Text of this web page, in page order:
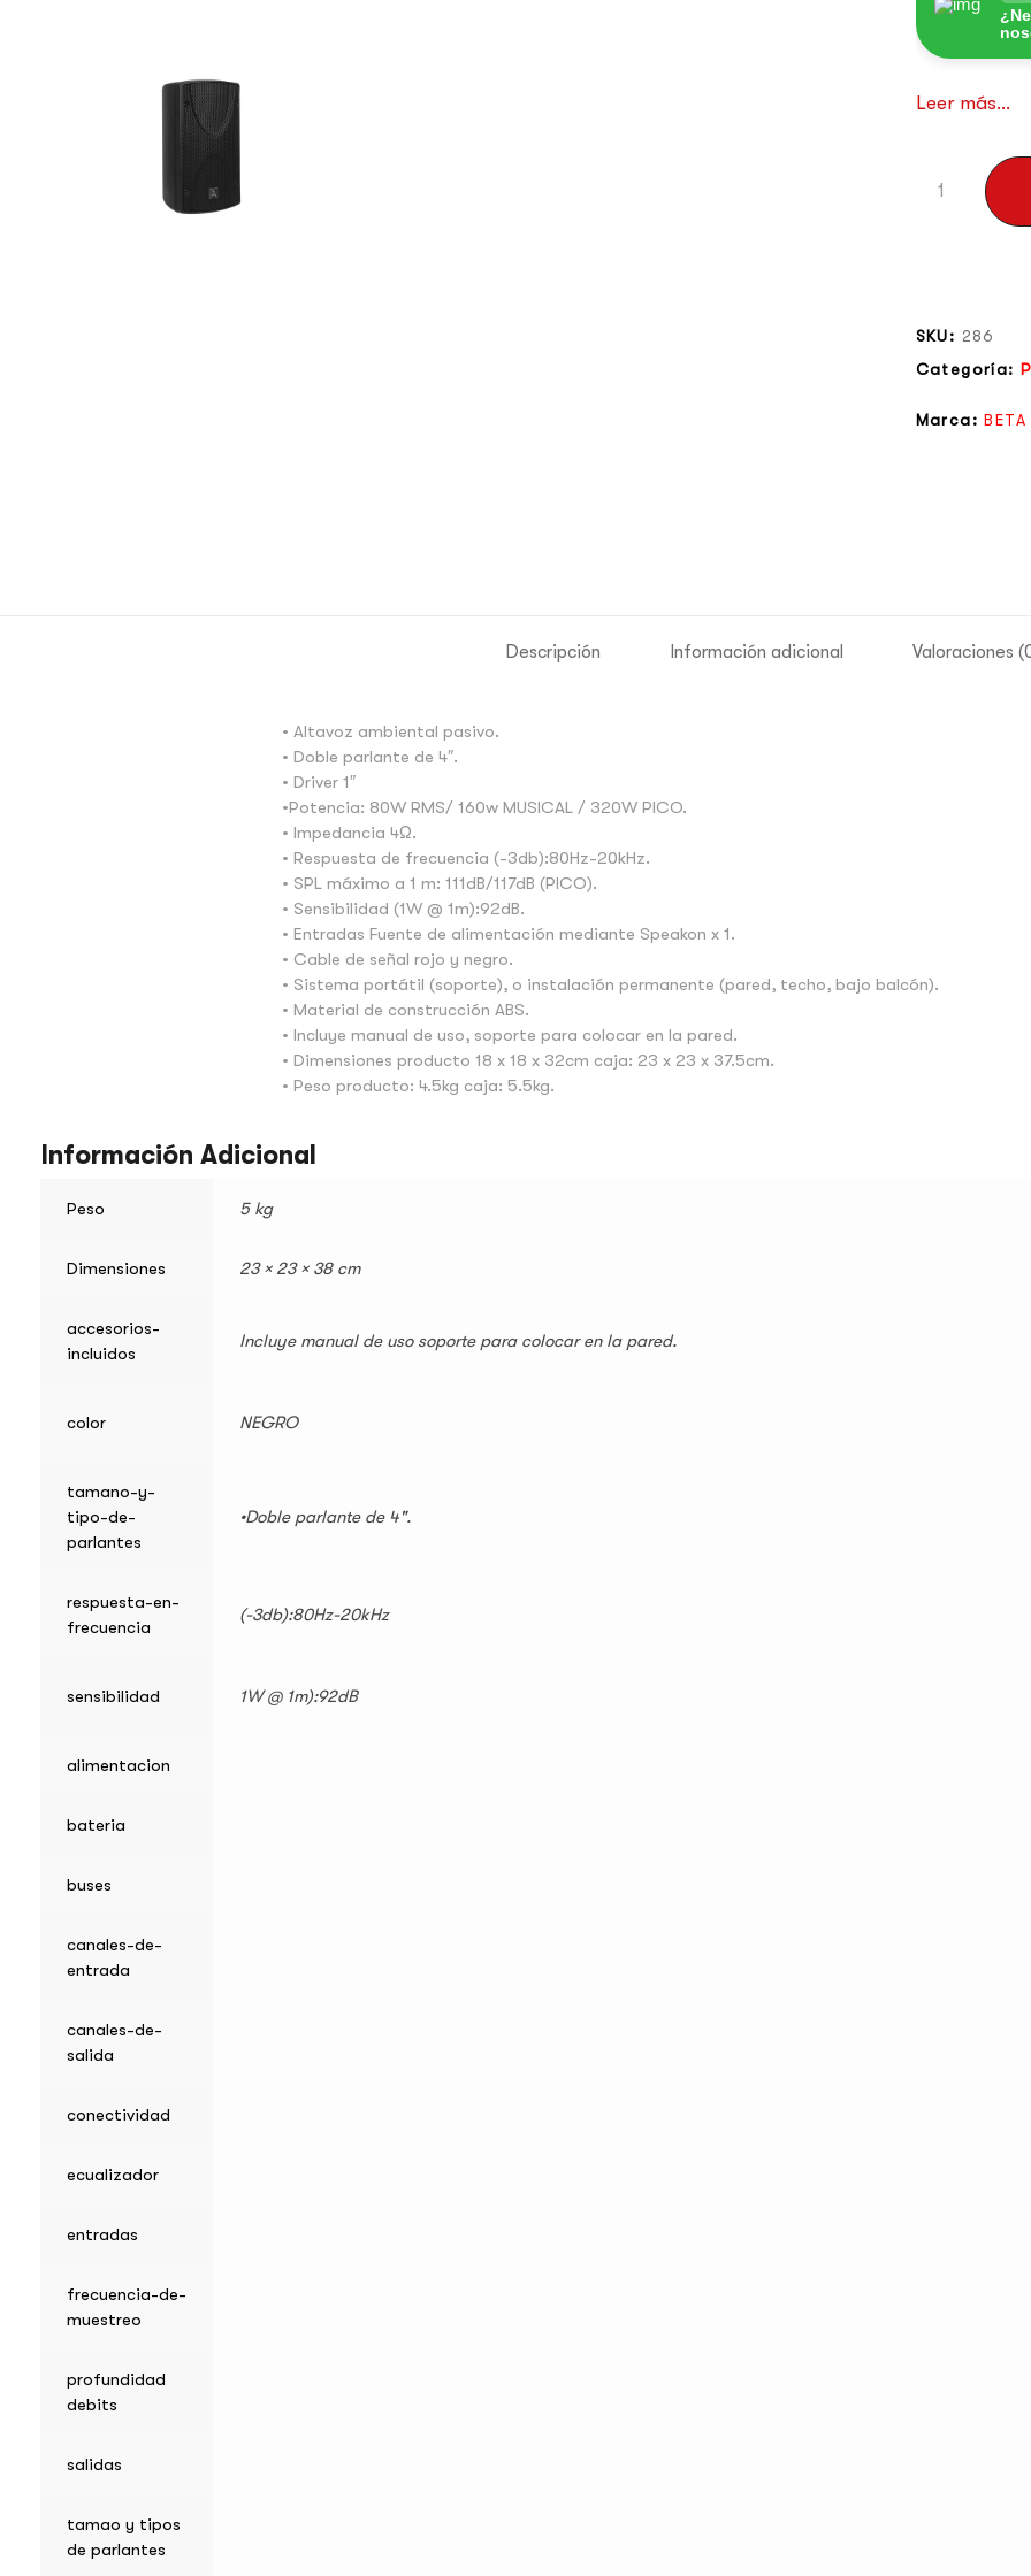
Leer más...
SKU: 286
Categoría:
Marca:
Descripción Información adicional Valoraciones
• Altavoz ambiental pasivo.
• Doble parlante de 4″.
• Driver 1″
•Potencia: 80W RMS/ 160w MUSICAL / 320W PICO.
• Impedancia 4Ω.
• Respuesta de frecuencia (-3db):80Hz-20kHz.
• SPL máximo a 1 m: 111dB/117dB (PICO).
• Sensibilidad (1W @ 1m):92dB.
• Entradas Fuente de alimentación mediante Speakon x 1.
• Cable de señal rojo y negro.
• Sistema portátil (soporte), o instalación permanente (pared, techo, bajo balcón).
• Material de construcción ABS.
• Incluye manual de uso, soporte para colocar en la pared.
• Dimensiones producto 18 x 18 x 32cm caja: 23 x 23 x 37.5cm.
• Peso producto: 4.5kg caja: 5.5kg.
Información Adicional
Peso 5 kg
Dimensiones 23 × 23 × 38 cm
accesorios-
incluidos
Incluye manual de uso soporte para colocar en la pared.
color NEGRO
tamano-y-
tipo-de-
parlantes
•Doble parlante de 4".
respuesta-en-
frecuencia
(-3db):80Hz-20kHz
sensibilidad 1W @ 1m):92dB
alimentacion
bateria
buses
canales-de-
entrada
canales-de-
salida
conectividad
ecualizador
entradas
frecuencia-de-
muestreo
profundidad
debits
salidas
tamao y tipos
de parlantes